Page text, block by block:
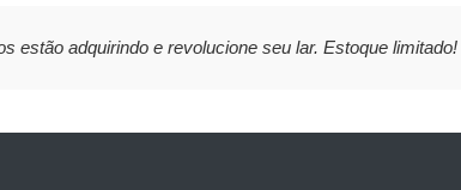
estão adquirindo e revolucione seu lar. Estoque limitado!